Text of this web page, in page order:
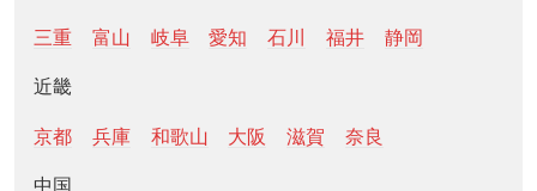
三重 富山 岐阜 愛知 石川 福井 静岡
近畿
京都 兵庫 和歌山 大阪 滋賀 奈良
中国